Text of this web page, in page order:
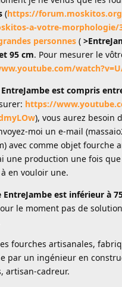
(https://
a-votre-morphologie/
personnes (
95 cm. Pour mesurer le
est compris
https://
), vous aurez besoin
moi un e-mail
avec comme objet fourche
une production une fois que
à en vouloir une.
EntreJambe est inférieur à
le moment pas de
fourches artisanales,
par un ingénieur en
artisan-cadreur.